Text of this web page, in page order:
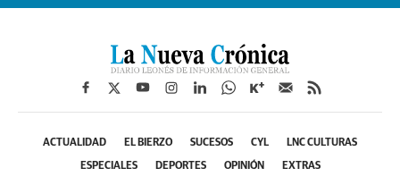
ACTUALIDAD EL BIERZO SUCESOS CYL LNC CULTURAS
ESPECIALES DEPORTES OPINIÓN EXTRAS